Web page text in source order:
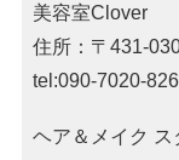
美容室Clover
住所：〒431-
tel:090-7020-
ヘア＆メイク ス